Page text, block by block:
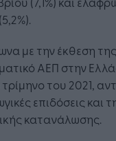
με την έκθεση
ΑΕΠ στην
τρίμηνο του 2021,
επιδόσεις και
κατανάλωσης.